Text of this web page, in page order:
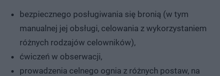
bezpiecznego posługiwania się bronią (w tym
manualnej jej obsługi, celowania z wykorzystaniem
różnych rodzajów celowników),
ćwiczeń w obserwacji,
prowadzenia celnego ognia z różnych postaw, na